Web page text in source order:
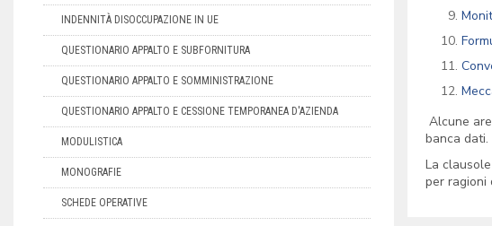
INDENNITÀ DISOCCUPAZIONE IN UE
QUESTIONARIO APPALTO E SUBFORNITURA
QUESTIONARIO APPALTO E SOMMINISTRAZIONE
QUESTIONARIO APPALTO E CESSIONE TEMPORANEA D'AZIENDA
MODULISTICA
MONOGRAFIE
SCHEDE OPERATIVE
Alcune
banca dati.
La
per ragioni